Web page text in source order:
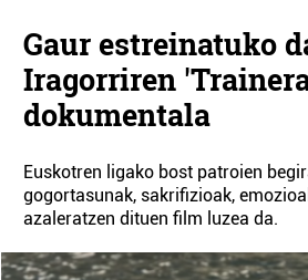
Gaur estreinatuko
Iragorriren
dokumentala
Euskotren ligako bost patroien
gogortasunak, sakrifizioak,
azaleratzen dituen film luzea da.